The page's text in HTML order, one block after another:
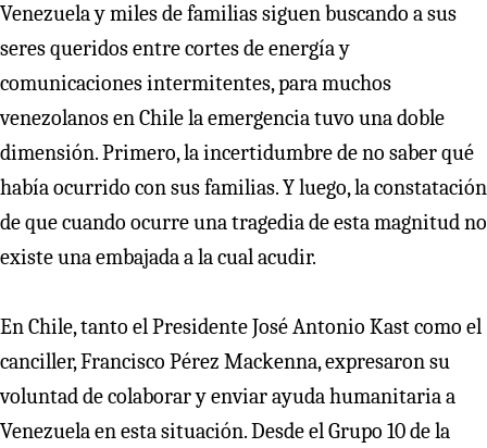
Venezuela y miles de familias siguen buscando a sus
seres queridos entre cortes de energía y
comunicaciones intermitentes, para muchos
venezolanos en Chile la emergencia tuvo una doble
dimensión. Primero, la incertidumbre de no saber qué
había ocurrido con sus familias. Y luego, la constatación
de que cuando ocurre una tragedia de esta magnitud no
existe una embajada a la cual acudir.
En Chile, tanto el Presidente José Antonio Kast como el
canciller, Francisco Pérez Mackenna, expresaron su
voluntad de colaborar y enviar ayuda humanitaria a
Venezuela en esta situación. Desde el Grupo 10 de la